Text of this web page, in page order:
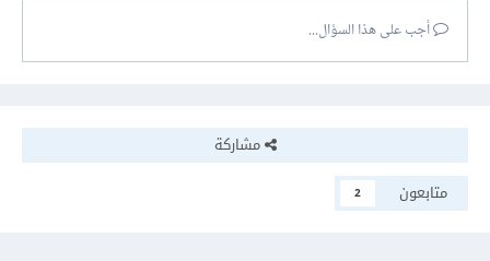
أجب على هذا السؤال...
مشاركة
متابعون
2